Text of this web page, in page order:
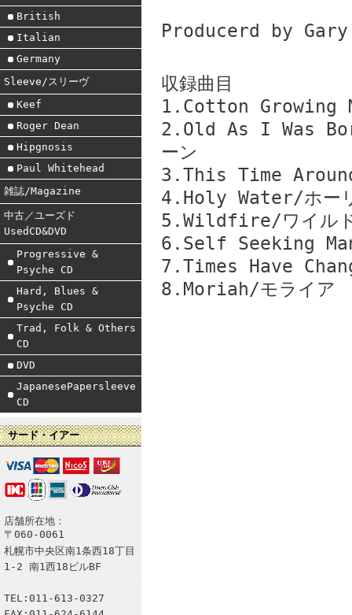
British
Italian
Germany
Sleeve/スリーヴ
Keef
Roger Dean
Hipgnosis
Paul Whitehead
雑誌/Magazine
中古／ユーズド
UsedCD&DVD
Progressive &
Psyche CD
Hard, Blues &
Psyche CD
Trad, Folk & Others
CD
DVD
JapanesePapersleeve
CD
サード・イアー
店舗所在地：
〒060-0061
札幌市中央区南1条西18丁目
1-2 南1西18ビルBF
TEL:011-613-0327
Producerd by
収録曲目
1.Cotton Growing
2.Old As I Was
ーン
3.This Time
4.Holy Water/ホー
5.Wildfire/ワイルド
6.Self Seeking
7.Times Have
8.Moriah/モライア